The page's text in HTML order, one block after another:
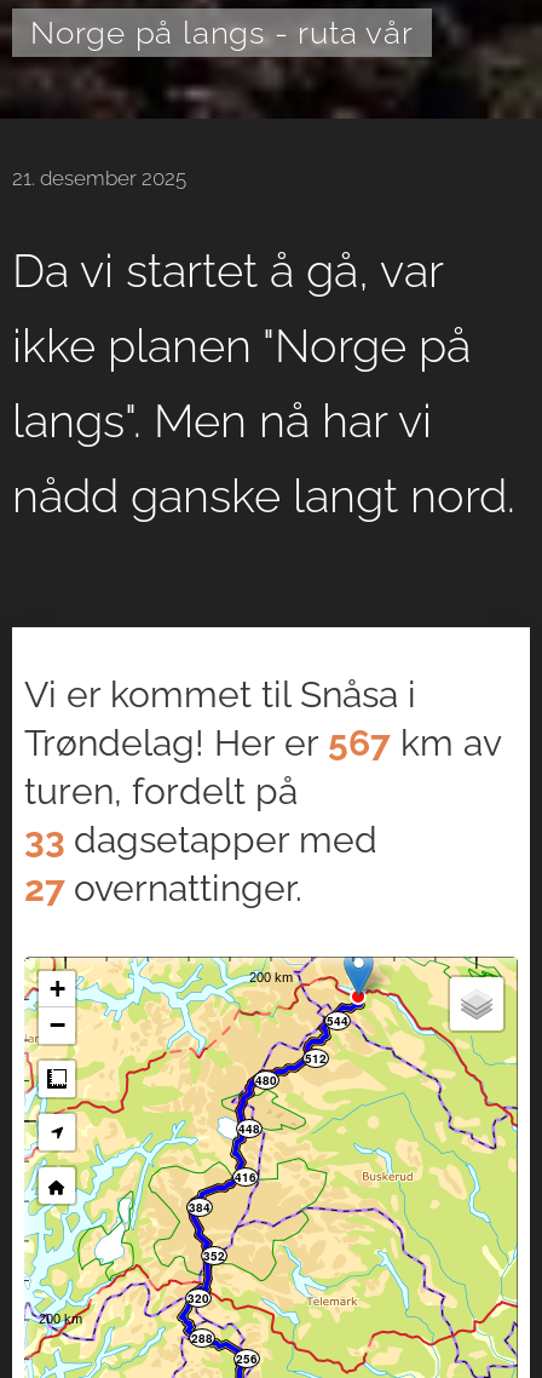
Norge på langs - ruta vår
21. desember 2025
Da vi startet å gå, var
ikke planen "Norge på
langs". Men nå har vi
nådd ganske langt nord.
Vi er kommet til Snåsa i
Trøndelag! Her er 567 km av
turen, fordelt på
33 dagsetapper med
27 overnattinger.
512
256
384
320
448
288
352
416
480
544
+
−
Measure